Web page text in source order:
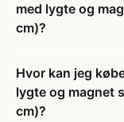
med lygte og
cm)?
Hvor kan jeg
lygte og magnet
cm)?